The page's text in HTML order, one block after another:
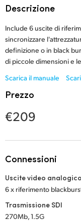
India
Italia
Japan
New Zealand
Norway
Descrizione
Include 6 uscite di
sincronizzare
definizione o in black
di piccole dimensioni e
Scarica il manuale
Prezzo
€209
Connessioni
Uscite video analogico
6 x riferimento
Trasmissione SDI
270Mb, 1.5G